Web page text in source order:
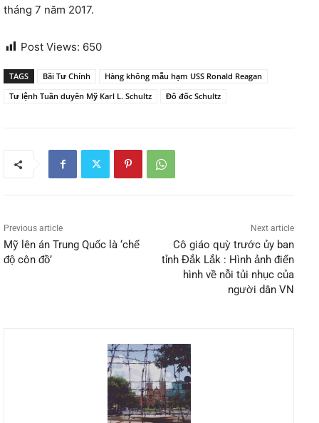
tháng 7 năm 2017.
Post Views: 650
TAGS Bãi Tư Chính
Hàng không mẫu hạm USS Ronald Reagan
Tư lệnh Tuần duyên Mỹ Karl L. Schultz
Đô đốc Schultz
Previous article
Mỹ lên án Trung Quốc là ‘chế
độ côn đồ’
Next article
Cô giáo quỳ trước ủy ban
tỉnh Đắk Lắk : Hình ảnh điển
hình về nỗi tủi nhục của
người dân VN